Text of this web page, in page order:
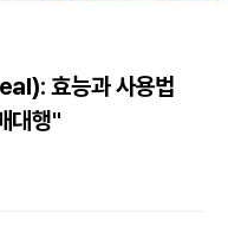
효능과 사용법
대행"